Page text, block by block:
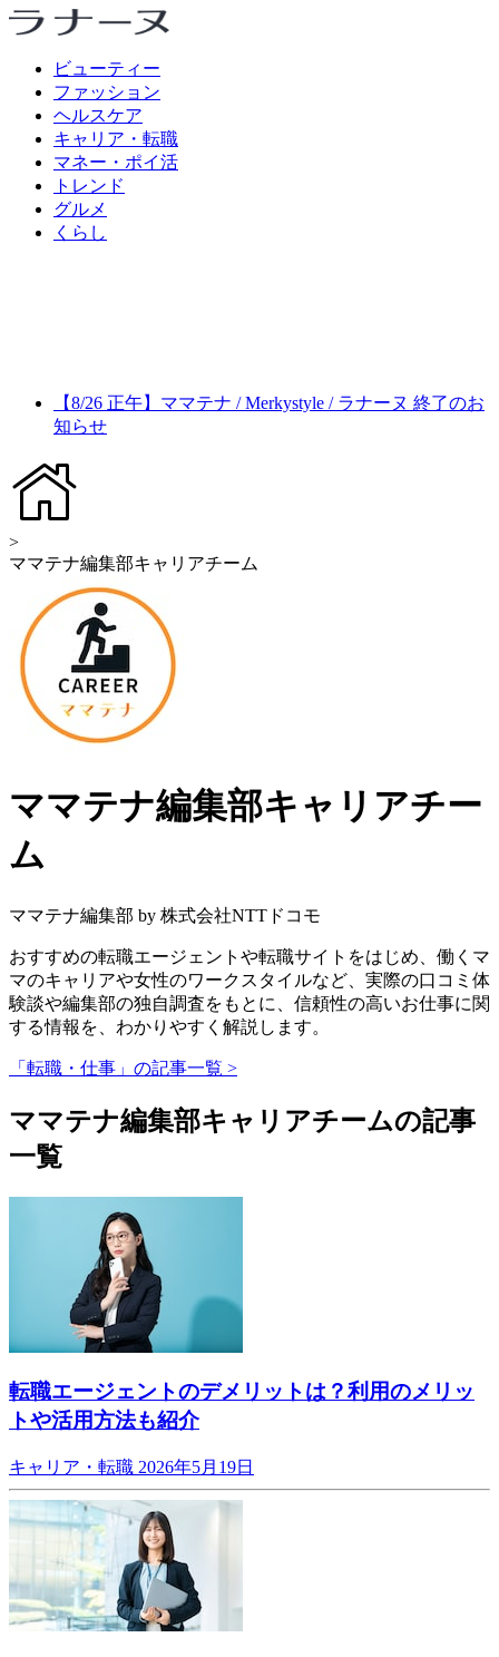
ビューティー
ファッション
ヘルスケア
キャリア・転職
マネー・ポイ活
トレンド
グルメ
くらし
【8/26 正午】ママテナ / Merkystyle / ラナーヌ 終了のお
知らせ
>
ママテナ編集部キャリアチーム
ママテナ編集部キャリアチー
ム
ママテナ編集部 by 株式会社NTTドコモ
おすすめの転職エージェントや転職サイトをはじめ、働くマ
マのキャリアや女性のワークスタイルなど、実際の口コミ体
験談や編集部の独自調査をもとに、信頼性の高いお仕事に関
する情報を、わかりやすく解説します。
「転職・仕事」の記事一覧 >
ママテナ編集部キャリアチームの記事
一覧
転職エージェントのデメリットは？利用のメリッ
トや活用方法も紹介
キャリア・転職 2026年5月19日